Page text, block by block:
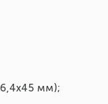
6,4х45 мм);